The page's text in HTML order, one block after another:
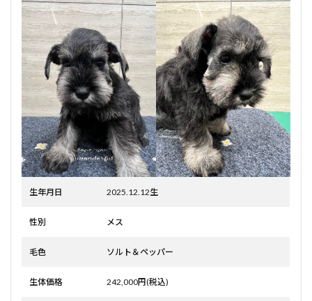
生年月日 2025.12.12生
性別 メス
毛色 ソルト＆ペッパー
生体価格 242,000円(税込)